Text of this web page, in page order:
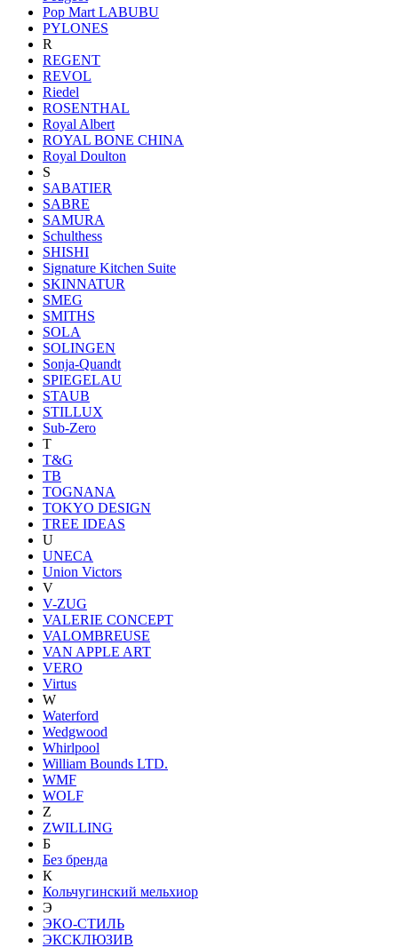
Pop Mart LABUBU
PYLONES
R
REGENT
REVOL
Riedel
ROSENTHAL
Royal Albert
ROYAL BONE CHINA
Royal Doulton
S
SABATIER
SABRE
SAMURA
Schulthess
SHISHI
Signature Kitchen Suite
SKINNATUR
SMEG
SMITHS
SOLA
SOLINGEN
Sonja-Quandt
SPIEGELAU
STAUB
STILLUX
Sub-Zero
T
T&G
TB
TOGNANA
TOKYO DESIGN
TREE IDEAS
U
UNECA
Union Victors
V
V-ZUG
VALERIE CONCEPT
VALOMBREUSE
VAN APPLE ART
VERO
Virtus
W
Waterford
Wedgwood
Whirlpool
William Bounds LTD.
WMF
WOLF
Z
ZWILLING
Б
Без бренда
К
Кольчугинский мельхиор
Э
ЭКО-СТИЛЬ
ЭКСКЛЮЗИВ